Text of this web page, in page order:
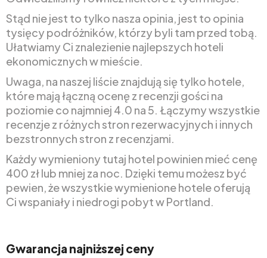
Stąd nie jest to tylko nasza opinia, jest to opinia
tysięcy podróżników, którzy byli tam przed tobą.
Ułatwiamy Ci znalezienie najlepszych hoteli
ekonomicznych w mieście.
Uwaga, na naszej liście znajdują się tylko hotele,
które mają łączną ocenę z recenzji gości na
poziomie co najmniej 4.0 na 5. Łączymy wszystkie
recenzje z różnych stron rezerwacyjnych i innych
bezstronnych stron z recenzjami.
Każdy wymieniony tutaj hotel powinien mieć cenę
400 zł lub mniej za noc. Dzięki temu możesz być
pewien, że wszystkie wymienione hotele oferują
Ci wspaniały i niedrogi pobyt w Portland.
Gwarancja najniższej ceny